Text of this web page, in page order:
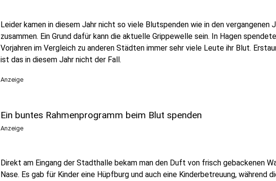
Leider kamen in diesem Jahr nicht so viele Blutspenden wie in den vergangenen
zusammen. Ein Grund dafür kann die aktuelle Grippewelle sein. In Hagen
Vorjahren im Vergleich zu anderen Städten immer sehr viele Leute ihr Blut.
ist das in diesem Jahr nicht der Fall.
Anzeige
Ein buntes Rahmenprogramm beim Blut spenden
Anzeige
Direkt am Eingang der Stadthalle bekam man den Duft von frisch gebackenen
Nase. Es gab für Kinder eine Hüpfburg und auch eine Kinderbetreuung, während